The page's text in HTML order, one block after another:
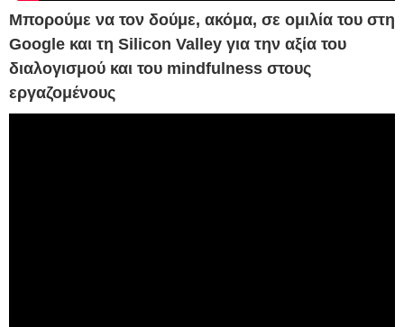
Μπορούμε να τον δούμε, ακόμα, σε ομιλία του στη
Google και τη Silicon Valley για την αξία του
διαλογισμού και του mindfulness στους
εργαζομένους